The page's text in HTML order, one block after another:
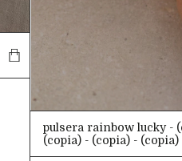
pulsera rainbow lucky -
(copia) - (copia) - (copia)
(copia) - (copia)